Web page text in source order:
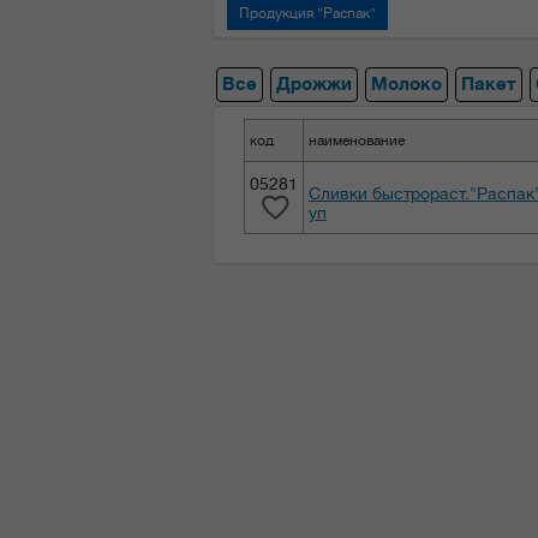
Продукция "Распак"
Все Дрожжи Молоко Пакет
код наименование
05281
Сливки
уп